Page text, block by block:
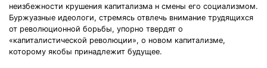
неизбежности крушения капитализма н смены его социализмом.
Буржуазные идеологи, стремясь отвлечь внимание трудящихся
от революционной борьбы, упорно твердят о
«капиталистической революции», о новом капитализме,
которому якобы принадлежит будущее.